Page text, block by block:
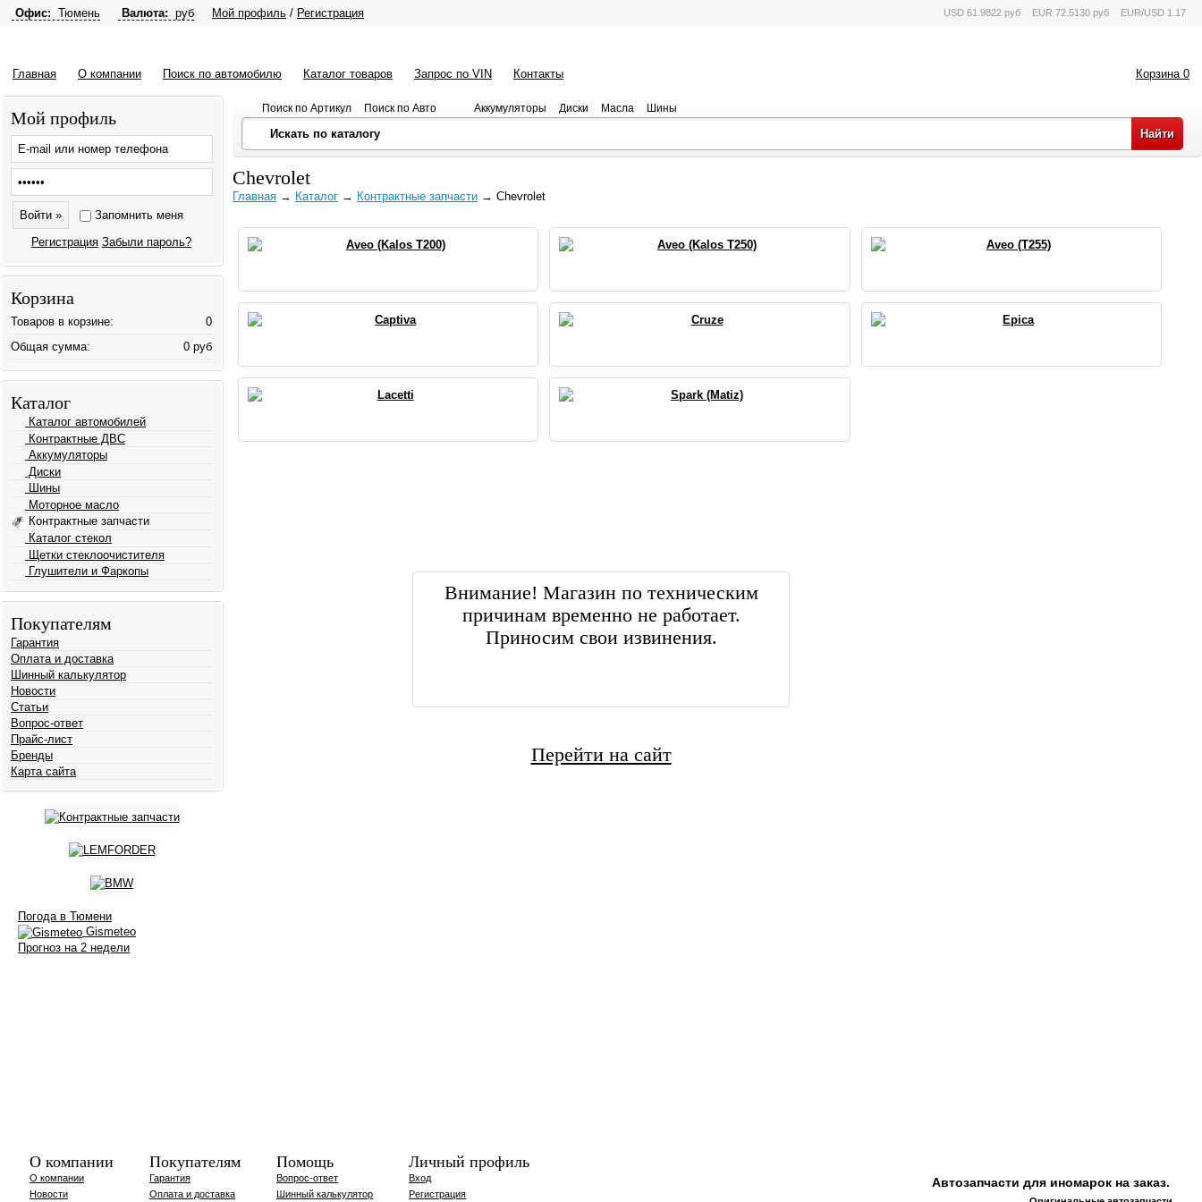
Внимание! Магазин по техническим
причинам временно не работает.
Приносим свои извинения.
Перейти на сайт
Офис: Тюмень Валюта: руб Мой профиль / Регистрация USD 61.9822 руб EUR 72.5130 руб EUR/USD 1.17
Главная О компании Поиск по автомобилю Каталог товаров Запрос по VIN Контакты Корзина 0
Мой профиль
Запомнить меня
Регистрация Забыли пароль?
Корзина
Товаров в корзине:
0
Общая сумма:
0 руб
Каталог
Каталог автомобилей
Контрактные ДВС
Аккумуляторы
Диски
Шины
Моторное масло
Контрактные запчасти
Каталог стекол
Щетки стеклоочистителя
Глушители и Фаркопы
Покупателям
Гарантия
Оплата и доставка
Шинный калькулятор
Новости
Статьи
Вопрос-ответ
Прайс-лист
Бренды
Карта сайта
Погода в Тюмени
Gismeteo
Прогноз на 2 недели
Поиск по Артикул Поиск по Авто Аккумуляторы Диски Масла Шины
Chevrolet
Главная → Каталог → Контрактные запчасти → Chevrolet
Aveo (Kalos T200) Aveo (Kalos T250) Aveo (T255)
Captiva Cruze Epica
Lacetti Spark (Matiz)
О компании
О компании
Новости
Покупателям
Гарантия
Оплата и доставка
Помощь
Вопрос-ответ
Шинный калькулятор
Личный профиль
Вход
Регистрация
Автозапчасти для иномарок на заказ.